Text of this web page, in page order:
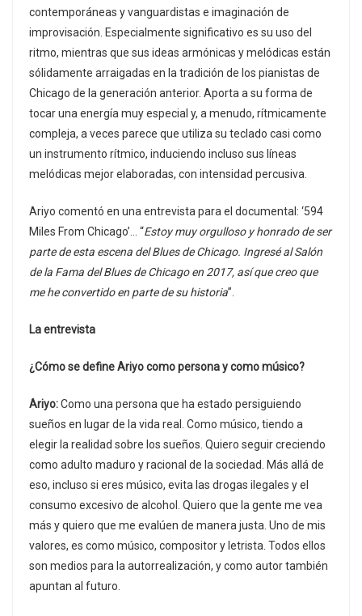
contemporáneas y vanguardistas e imaginación de
improvisación. Especialmente significativo es su uso del
ritmo, mientras que sus ideas armónicas y melódicas están
sólidamente arraigadas en la tradición de los pianistas de
Chicago de la generación anterior. Aporta a su forma de
tocar una energía muy especial y, a menudo, rítmicamente
compleja, a veces parece que utiliza su teclado casi como
un instrumento rítmico, induciendo incluso sus líneas
melódicas mejor elaboradas, con intensidad percusiva.
Ariyo comentó en una entrevista para el documental: ‘594
Miles From Chicago’… “Estoy muy orgulloso y honrado de ser
parte de esta escena del Blues de Chicago. Ingresé al Salón
de la Fama del Blues de Chicago en 2017, así que creo que
me he convertido en parte de su historia”.
La entrevista
¿Cómo se define Ariyo como persona y como músico?
Ariyo:Como una persona que ha estado persiguiendo
sueños en lugar de la vida real. Como músico, tiendo a
elegir la realidad sobre los sueños. Quiero seguir creciendo
como adulto maduro y racional de la sociedad. Más allá de
eso, incluso si eres músico, evita las drogas ilegales y el
consumo excesivo de alcohol. Quiero que la gente me vea
más y quiero que me evalúen de manera justa. Uno de mis
valores, es como músico, compositor y letrista. Todos ellos
son medios para la autorrealización, y como autor también
apuntan al futuro.